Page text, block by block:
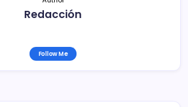
Redacción
Follow Me